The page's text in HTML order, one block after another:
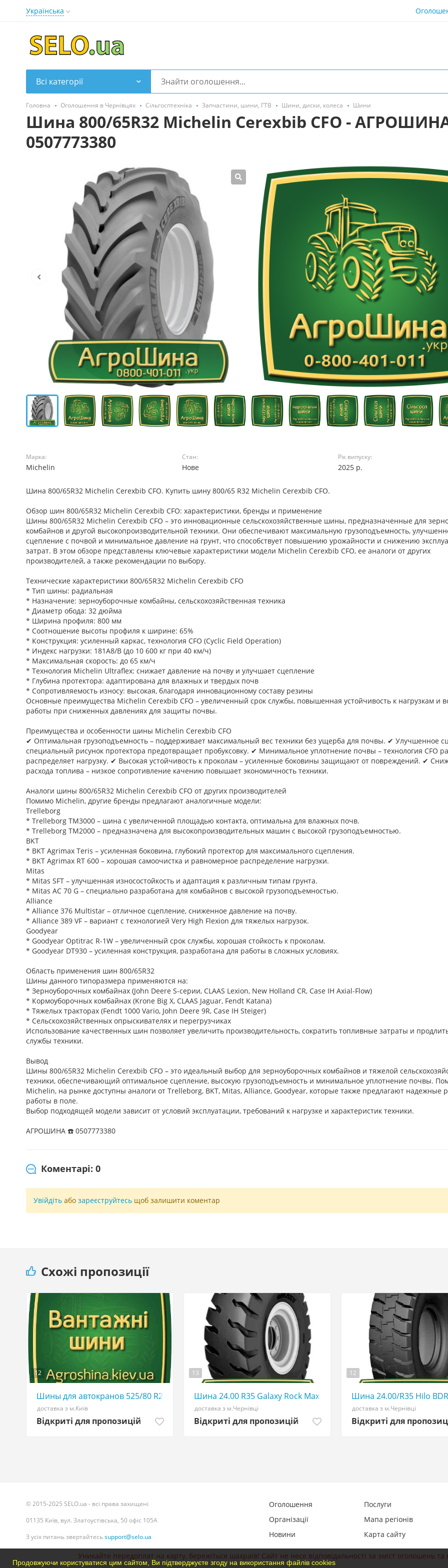
Продовжуючи користуватися цим сайтом, Ви підтверджуєте згоду на використання файлів cookies
Українська
Всі категорії
Головна Оголошення в Чернівцях Сільгосптехніка Запчастини, шини, ГТВ Шини, диски, колеса Шини
Шина 800/65R32 Michelin Cerexbib CFO -
0507773380
Марка:
Michelin
Стан:
Нове
Рік випуску:
2025 р.
Шина 800/65R32 Michelin Cerexbib CFO. Купить шину 800/65 R32 Michelin Cerexbib CFO.
Обзор шин 800/65R32 Michelin Cerexbib CFO: характеристики, бренды и применение
Шины 800/65R32 Michelin Cerexbib CFO – это инновационные сельскохозяйственные шины, предназначенные для
комбайнов и другой высокопроизводительной техники. Они обеспечивают максимальную грузоподъемность,
сцепление с почвой и минимальное давление на грунт, что способствует повышению урожайности и снижению
затрат. В этом обзоре представлены ключевые характеристики модели Michelin Cerexbib CFO, ее аналоги от других
производителей, а также рекомендации по выбору.
Технические характеристики 800/65R32 Michelin Cerexbib CFO
* Тип шины: радиальная
* Назначение: зерноуборочные комбайны, сельскохозяйственная техника
* Диаметр обода: 32 дюйма
* Ширина профиля: 800 мм
* Соотношение высоты профиля к ширине: 65%
* Конструкция: усиленный каркас, технология CFO (Cyclic Field Operation)
* Индекс нагрузки: 181A8/B (до 10 600 кг при 40 км/ч)
* Максимальная скорость: до 65 км/ч
* Технология Michelin Ultraflex: снижает давление на почву и улучшает сцепление
* Глубина протектора: адаптирована для влажных и твердых почв
* Сопротивляемость износу: высокая, благодаря инновационному составу резины
Основные преимущества Michelin Cerexbib CFO – увеличенный срок службы, повышенная устойчивость к нагрузкам и
работы при сниженных давлениях для защиты почвы.
Преимущества и особенности шины Michelin Cerexbib CFO
✔ Оптимальная грузоподъемность – поддерживает максимальный вес техники без ущерба для почвы. ✔ Улучшенное
специальный рисунок протектора предотвращает пробуксовку. ✔ Минимальное уплотнение почвы – технология CFO
распределяет нагрузку. ✔ Высокая устойчивость к проколам – усиленные боковины защищают от повреждений. ✔
расхода топлива – низкое сопротивление качению повышает экономичность техники.
Аналоги шины 800/65R32 Michelin Cerexbib CFO от других производителей
Помимо Michelin, другие бренды предлагают аналогичные модели:
Trelleborg
* Trelleborg TM3000 – шина с увеличенной площадью контакта, оптимальна для влажных почв.
* Trelleborg TM2000 – предназначена для высокопроизводительных машин с высокой грузоподъемностью.
BKT
* BKT Agrimax Teris – усиленная боковина, глубокий протектор для максимального сцепления.
* BKT Agrimax RT 600 – хорошая самоочистка и равномерное распределение нагрузки.
Mitas
* Mitas SFT – улучшенная износостойкость и адаптация к различным типам грунта.
* Mitas AC 70 G – специально разработана для комбайнов с высокой грузоподъемностью.
Alliance
* Alliance 376 Multistar – отличное сцепление, сниженное давление на почву.
* Alliance 389 VF – вариант с технологией Very High Flexion для тяжелых нагрузок.
Goodyear
* Goodyear Optitrac R-1W – увеличенный срок службы, хорошая стойкость к проколам.
* Goodyear DT930 – усиленная конструкция, разработана для работы в сложных условиях.
Область применения шин 800/65R32
Шины данного типоразмера применяются на:
* Зерноуборочных комбайнах (John Deere S-серии, CLAAS Lexion, New Holland CR, Case IH Axial-Flow)
* Кормоуборочных комбайнах (Krone Big X, CLAAS Jaguar, Fendt Katana)
* Тяжелых тракторах (Fendt 1000 Vario, John Deere 9R, Case IH Steiger)
* Сельскохозяйственных опрыскивателях и перегрузчиках
Использование качественных шин позволяет увеличить производительность, сократить топливные затраты и
службы техники.
Вывод
Шины 800/65R32 Michelin Cerexbib CFO – это идеальный выбор для зерноуборочных комбайнов и тяжелой
техники, обеспечивающий оптимальное сцепление, высокую грузоподъемность и минимальное уплотнение почвы.
Michelin, на рынке доступны аналоги от Trelleborg, BKT, Mitas, Alliance, Goodyear, которые также предлагают надежные
работы в поле.
Выбор подходящей модели зависит от условий эксплуатации, требований к нагрузке и характеристик техники.
АГРОШИНА ☎️ 0507773380
Коментарі: 0
Увійдіть або зареєструйтесь щоб залишити коментар
Схожі пропозиції
12
Шины для автокранов 525/80 R25 - АГРО ШИНА ☎️ 0507773380
доставка з м.Київ
Відкриті для пропозицій
13
Шина 24.00 R35 Galaxy Rock Max E4/L4 tirshina - АГРОШИНА ☎️
доставка з м.Чернівці
Відкриті для пропозицій
12
Шина 24.00/R35 Hilo
доставка з м.Чернівці
Відкриті для
© 2015-2025 SELO.ua - всі права захищені
01135 Київ, вул. Златоустівська, 50 офіс 105А
З усіх питань звертайтесьsupport@selo.ua
Оголошення
Організації
Новини
Послуги
Мапа регіонів
Карта сайту
Уникайте передоплат на карту, бережіться шахраїв! Сайт не несе відповідальності за зміст оголошень